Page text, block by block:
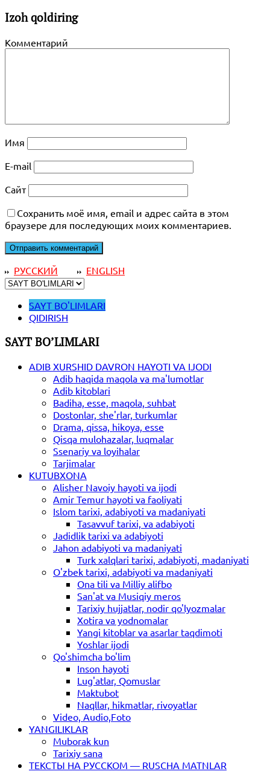
Izoh qoldiring
Комментарий
Имя
E-mail
Сайт
Сохранить моё имя, email и адрес сайта в этом
браузере для последующих моих комментариев.
РУССКИЙ ENGLISH
SAYT BO'LIMLARI
QIDIRISH
SAYT BO’LIMLARI
ADIB XURSHID DAVRON HAYOTI VA IJODI
Adib haqida maqola va ma'lumotlar
Adib kitoblari
Badiha, esse, maqola, suhbat
Dostonlar, she'rlar, turkumlar
Drama, qissa, hikoya, esse
Qisqa mulohazalar, luqmalar
Ssenariy va loyihalar
Tarjimalar
KUTUBXONA
Alisher Navoiy hayoti va ijodi
Amir Temur hayoti va faoliyati
Islom tarixi, adabiyoti va madaniyati
Tasavvuf tarixi, va adabiyoti
Jadidlik tarixi va adabiyoti
Jahon adabiyoti va madaniyati
Turk xalqlari tarixi, adabiyoti, madaniyati
O'zbek tarixi, adabiyoti va madaniyati
Ona tili va Milliy alifbo
San'at va Musiqiy meros
Tarixiy hujjatlar, nodir qo'lyozmalar
Xotira va yodnomalar
Yangi kitoblar va asarlar taqdimoti
Yoshlar ijodi
Qo'shimcha bo'lim
Inson hayoti
Lug'atlar, Qomuslar
Maktubot
Naqllar, hikmatlar, rivoyatlar
Video, Audio,Foto
YANGILIKLAR
Muborak kun
Tarixiy sana
ТЕКСТЫ НА РУССКОМ — RUSCHA MATNLAR